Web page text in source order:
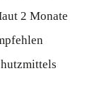
2 Monate